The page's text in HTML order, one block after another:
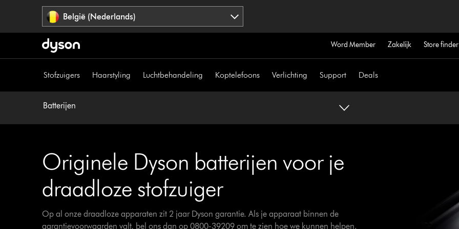
België (Nederlands)
Word Member Zakelijk Store finder
Stofzuigers Haarstyling Luchtbehandeling Koptelefoons Verlichting Support Deals
Batterijen
Originele Dyson batterijen voor je
draadloze stofzuiger
Op al onze draadloze apparaten zit 2 jaar Dyson garantie. Als je apparaat binnen de
garantievoorwaarden valt, bel ons dan op 0800-39209 om te zien hoe we kunnen helpen.